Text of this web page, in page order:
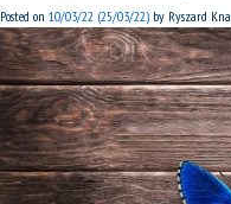
Posted on 10/03/22 (25/03/22) by Ryszard